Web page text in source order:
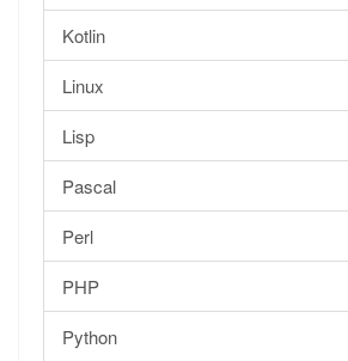
Kotlin
Linux
Lisp
Pascal
Perl
PHP
Python